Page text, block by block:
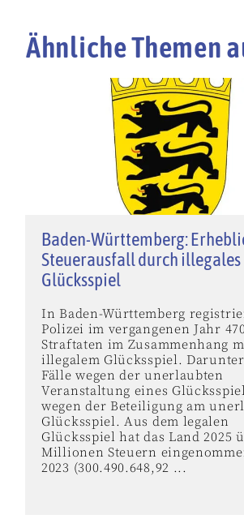
Ähnliche Themen
Baden-Württemberg:
Steuerausfall durch illegales
Glücksspiel
In Baden-Württemberg
Polizei im vergangenen Jahr
Straftaten im Zusammenhang
illegalem Glücksspiel.
Fälle wegen der unerlaubten
Veranstaltung eines
wegen der Beteiligung am
Glücksspiel. Aus dem legalen
Glücksspiel hat das Land 2025
Millionen Steuern
2023 (300.490.648,92 ...